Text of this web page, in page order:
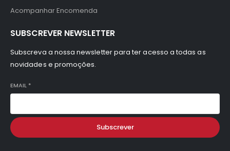
Acompanhar Encomenda
SUBSCREVER NEWSLETTER
Subscreva a nossa newsletter para ter acesso a todas as
novidades e promoções.
EMAIL *
Subscrever